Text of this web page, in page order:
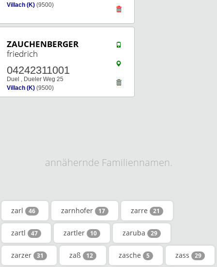
Villach (K) (9500)
ZAUCHENBERGER
friedrich
04242311001
Duel , Dueler Weg 25
Villach (K) (9500)
annähernde Familiennamen.
zarl 46 zarnhofer 17 zarre 21
zartl 47 zartler 10 zaruba 29
zarzer 31 zaß 12 zasche 5 zass 29